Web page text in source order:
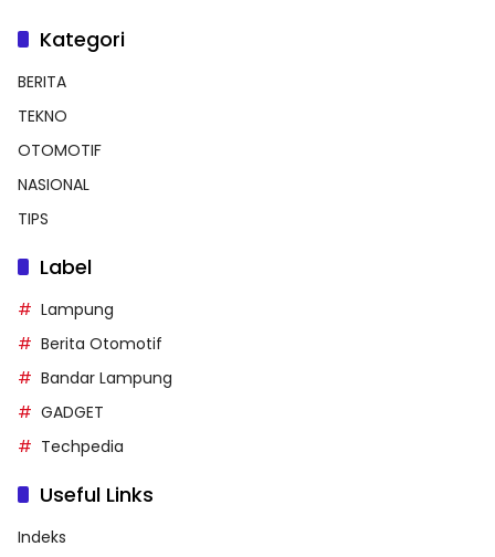
Kategori
BERITA
TEKNO
OTOMOTIF
NASIONAL
TIPS
Label
Lampung
Berita Otomotif
Bandar Lampung
GADGET
Techpedia
Useful Links
Indeks